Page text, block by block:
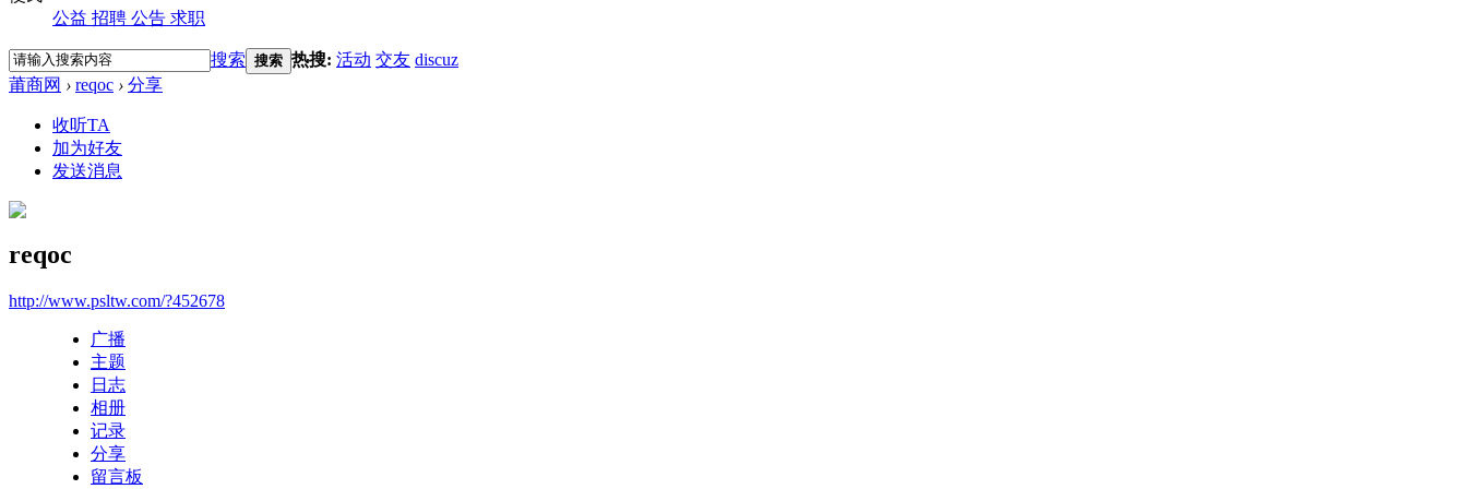
公益 招聘 公告 求职
搜索 搜索 热搜: 活动 交友 discuz
莆商网 › reqoc › 分享
收听TA
加为好友
发送消息
reqoc
http://www.psltw.com/?452678
广播
主题
日志
相册
记录
分享
留言板